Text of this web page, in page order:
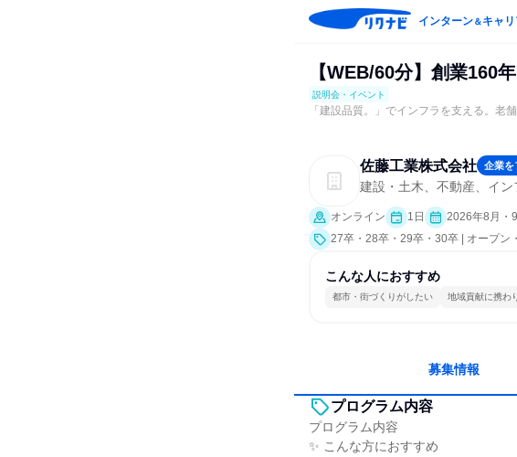
インターン＆キャ
【WEB/60分】創業160
説明会・イベント
「建設品質。」でインフラを支える。老
佐藤工業株式会社 企業を
建設・土木、不動産、イン
オンライン 1日
2026年8月・
27卒・28卒・29卒・30卒 | オープン
こんな人におすすめ
都市・街づくりがしたい 地域貢献に携わ
募集情報
プログラム内容
プログラム内容
✨ こんな方におすすめ